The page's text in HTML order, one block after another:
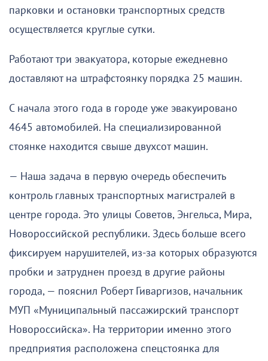
парковки и остановки транспортных средств
осуществляется круглые сутки.
Работают три эвакуатора, которые ежедневно
доставляют на штрафстоянку порядка 25 машин.
С начала этого года в городе уже эвакуировано
4645 автомобилей. На специализированной
стоянке находится свыше двухсот машин.
— Наша задача в первую очередь обеспечить
контроль главных транспортных магистралей в
центре города. Это улицы Советов, Энгельса, Мира,
Новороссийской республики. Здесь больше всего
фиксируем нарушителей, из-за которых образуются
пробки и затруднен проезд в другие районы
города, — пояснил Роберт Гиваргизов, начальник
МУП «Муниципальный пассажирский транспорт
Новороссийска». На территории именно этого
предприятия расположена спецстоянка для